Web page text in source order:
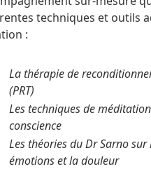
techniques et outils
:
La thérapie de
(PRT)
Les techniques de
conscience
Les théories du Dr Sarno
émotions et la douleur